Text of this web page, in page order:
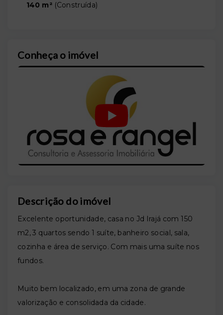
140 m² (Construída)
Conheça o imóvel
Descrição do imóvel
Excelente oportunidade, casa no Jd Irajá com 150
m2, 3 quartos sendo 1 suíte, banheiro social, sala,
cozinha e área de serviço. Com mais uma suíte nos
fundos.
Muito bem localizado, em uma zona de grande
valorização e consolidada da cidade.